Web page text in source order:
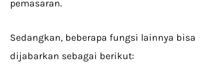
pemasaran.
Sedangkan, beberapa fungsi lainnya bisa
dijabarkan sebagai berikut: